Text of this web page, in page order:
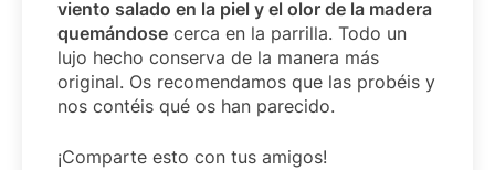
viento salado en la piel y el olor de la madera
quemándose cerca en la parrilla. Todo un
lujo hecho conserva de la manera más
original. Os recomendamos que las probéis y
nos contéis qué os han parecido.
¡Comparte esto con tus amigos!